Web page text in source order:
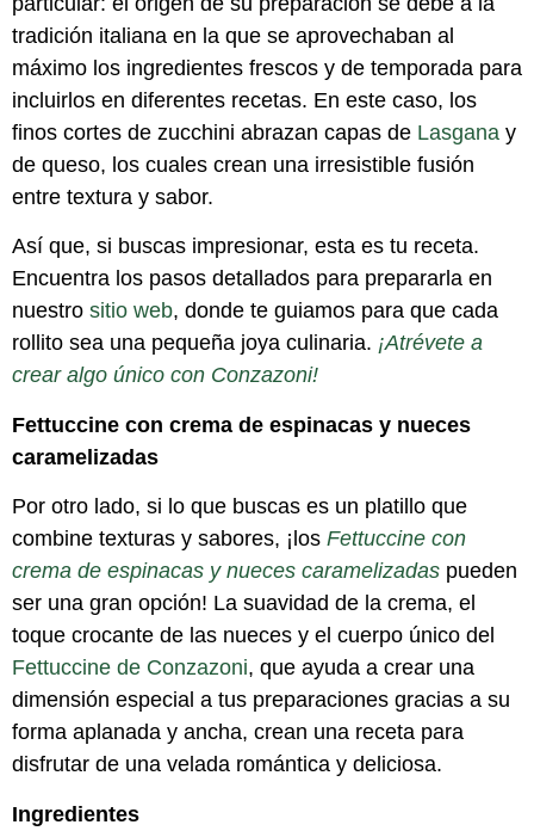
tradición italiana en la que se aprovechaban al
máximo los ingredientes frescos y de temporada para
incluirlos en diferentes recetas. En este caso, los
finos cortes de zucchini abrazan capas de Lasgana y
de queso, los cuales crean una irresistible fusión
entre textura y sabor.
Así que, si buscas impresionar, esta es tu receta.
Encuentra los pasos detallados para prepararla en
nuestro sitio web, donde te guiamos para que cada
rollito sea una pequeña joya culinaria. ¡Atrévete a
crear algo único con Conzazoni!
Fettuccine con crema de espinacas y nueces
caramelizadas
Por otro lado, si lo que buscas es un platillo que
combine texturas y sabores, ¡los Fettuccine con
crema de espinacas y nueces caramelizadas pueden
ser una gran opción! La suavidad de la crema, el
toque crocante de las nueces y el cuerpo único del
Fettuccine de Conzazoni, que ayuda a crear una
dimensión especial a tus preparaciones gracias a su
forma aplanada y ancha, crean una receta para
disfrutar de una velada romántica y deliciosa.
Ingredientes